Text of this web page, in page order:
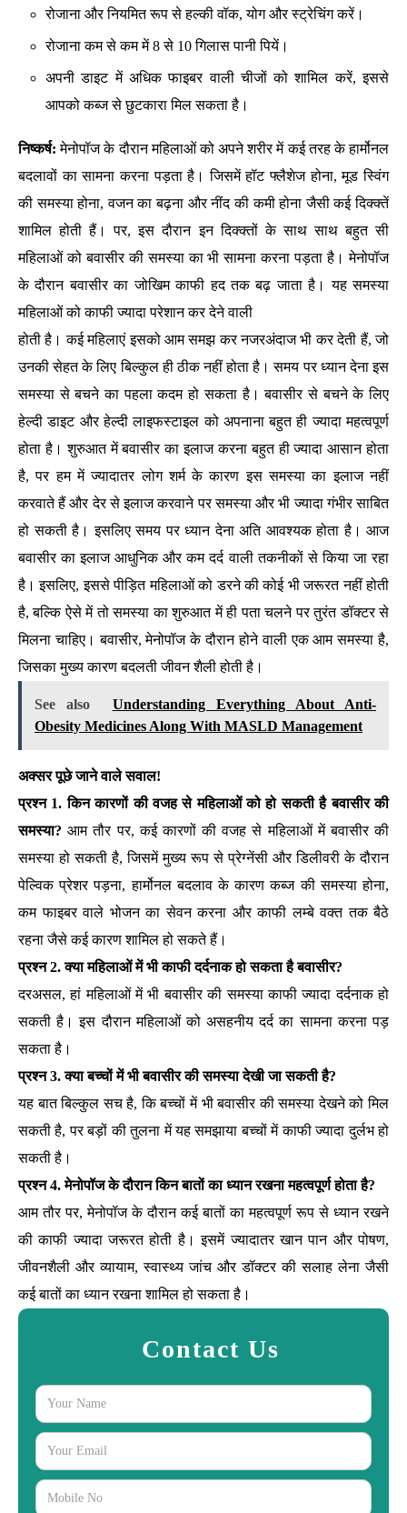
रोजाना और नियमित रूप से हल्की वॉक, योग और स्ट्रेचिंग करें।
रोजाना कम से कम में 8 से 10 गिलास पानी पियें।
अपनी डाइट में अधिक फाइबर वाली चीजों को शामिल करें, इससे
आपको कब्ज से छुटकारा मिल सकता है।
निष्कर्ष:मेनोपॉज के दौरान महिलाओं को अपने शरीर में कई तरह के हार्मोनल
बदलावों का सामना करना पड़ता है। जिसमें हॉट फ्लैशेज होना, मूड स्विंग
की समस्या होना, वजन का बढ़ना और नींद की कमी होना जैसी कई दिक्क्तें
शामिल होती हैं। पर, इस दौरान इन दिक्क्तों के साथ साथ बहुत सी
महिलाओं को बवासीर की समस्या का भी सामना करना पड़ता है। मेनोपॉज
के दौरान बवासीर का जोखिम काफी हद तक बढ़ जाता है। यह समस्या
महिलाओं को काफी ज्यादा परेशान कर देने वाली
होती है। कई महिलाएं इसको आम समझ कर नजरअंदाज भी कर देती हैं, जो
उनकी सेहत के लिए बिल्कुल ही ठीक नहीं होता है। समय पर ध्यान देना इस
समस्या से बचने का पहला कदम हो सकता है। बवासीर से बचने के लिए
हेल्दी डाइट और हेल्दी लाइफस्टाइल को अपनाना बहुत ही ज्यादा महत्वपूर्ण
होता है। शुरुआत में बवासीर का इलाज करना बहुत ही ज्यादा आसान होता
है, पर हम में ज्यादातर लोग शर्म के कारण इस समस्या का इलाज नहीं
करवाते हैं और देर से इलाज करवाने पर समस्या और भी ज्यादा गंभीर साबित
हो सकती है। इसलिए समय पर ध्यान देना अति आवश्यक होता है। आज
बवासीर का इलाज आधुनिक और कम दर्द वाली तकनीकों से किया जा रहा
है। इसलिए, इससे पीड़ित महिलाओं को डरने की कोई भी जरूरत नहीं होती
है, बल्कि ऐसे में तो समस्या का शुरुआत में ही पता चलने पर तुरंत डॉक्टर से
मिलना चाहिए। बवासीर, मेनोपॉज के दौरान होने वाली एक आम समस्या है,
जिसका मुख्य कारण बदलती जीवन शैली होती है।
See also
Understanding Everything About Anti-
Obesity Medicines Along With MASLD Management
अक्सर पूछे जाने वाले सवाल!
प्रश्न 1. किन कारणों की वजह से महिलाओं को हो सकती है बवासीर की
समस्या?आम तौर पर, कई कारणों की वजह से महिलाओं में बवासीर की
समस्या हो सकती है, जिसमें मुख्य रूप से प्रेग्नेंसी और डिलीवरी के दौरान
पेल्विक प्रेशर पड़ना, हार्मोनल बदलाव के कारण कब्ज की समस्या होना,
कम फाइबर वाले भोजन का सेवन करना और काफी लम्बे वक्त तक बैठे
रहना जैसे कई कारण शामिल हो सकते हैं।
प्रश्न 2. क्या महिलाओं में भी काफी दर्दनाक हो सकता है बवासीर?
दरअसल, हां महिलाओं में भी बवासीर की समस्या काफी ज्यादा दर्दनाक हो
सकती है। इस दौरान महिलाओं को असहनीय दर्द का सामना करना पड़
सकता है।
प्रश्न 3. क्या बच्चों में भी बवासीर की समस्या देखी जा सकती है?
यह बात बिल्कुल सच है, कि बच्चों में भी बवासीर की समस्या देखने को मिल
सकती है, पर बड़ों की तुलना में यह समझाया बच्चों में काफी ज्यादा दुर्लभ हो
सकती है।
प्रश्न 4. मेनोपॉज के दौरान किन बातों का ध्यान रखना महत्वपूर्ण होता है?
आम तौर पर, मेनोपॉज के दौरान कई बातों का महत्वपूर्ण रूप से ध्यान रखने
की काफी ज्यादा जरूरत होती है। इसमें ज्यादातर खान पान और पोषण,
जीवनशैली और व्यायाम, स्वास्थ्य जांच और डॉक्टर की सलाह लेना जैसी
कई बातों का ध्यान रखना शामिल हो सकता है।
Contact Us